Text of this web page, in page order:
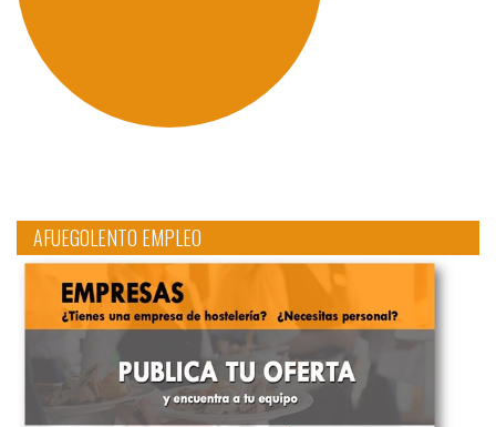
AFUEGOLENTO EMPLEO